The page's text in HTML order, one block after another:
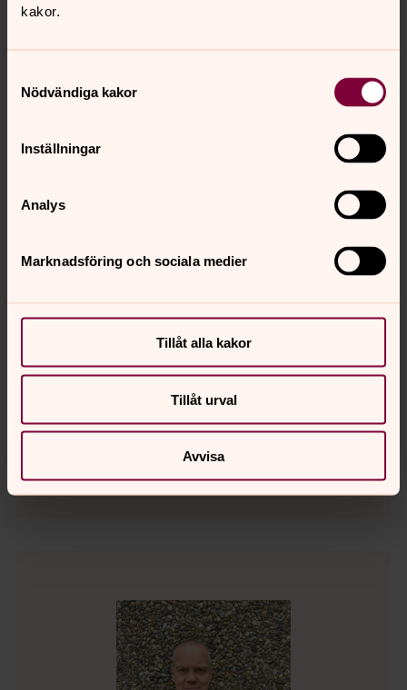
kakor.
Nödvändiga kakor
Inställningar
Analys
Marknadsföring och sociala medier
Tillåt alla kakor
Tillåt urval
Avvisa
Kyrkogårds- och fastighetschef, Byarums pastorat
E-post:lars.andersson5@svenskakyrkan.se